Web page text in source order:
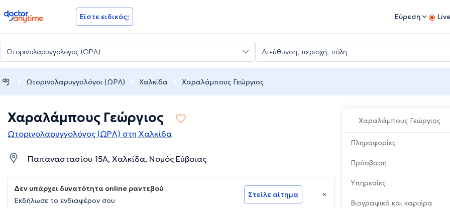
doctoranytime Είστε ειδικός; Εύρεση
Ωτορινολαρυγγολόγοι (ΩΡΛ) Χαλκίδα Χαραλάμπους Γεώργιος
Χαραλάμπους Γεώργιος
Πληροφορίες
Πρόσβαση
Υπηρεσίες
Βιογραφικό και καριέρα
Χαραλάμπους Γεώργιος
Ωτορινολαρυγγολόγος (ΩΡΛ) στη Χαλκίδα
Παπαναστασίου 15Α, Χαλκίδα, Νομός Εύβοιας
Δεν υπάρχει δυνατότητα online ραντεβού
Εκδήλωσε το ενδιαφέρον σου
Στείλε αίτημα